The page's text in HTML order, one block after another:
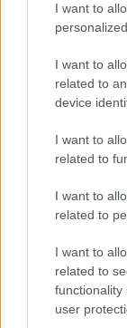
I want to
I want to
related to
device
I want to
related to
I want to
related to
I want to
related to
functionality
user